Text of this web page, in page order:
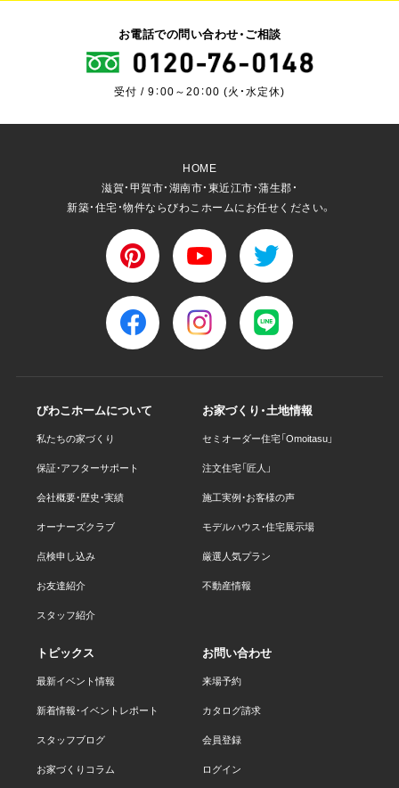
お電話での問い合わせ・ご相談
受付 / 9：00～20：00 (火・水定休)
HOME
滋賀・甲賀市・湖南市・東近江市・蒲生郡・
新築・住宅・物件ならびわこホームにお任せください。
びわこホームについて
私たちの家づくり
保証・アフターサポート
会社概要・歴史・実績
オーナーズクラブ
点検申し込み
お友達紹介
スタッフ紹介
お家づくり・土地情報
セミオーダー住宅「Omoitasu」
注文住宅「匠人」
施工実例・お客様の声
モデルハウス・住宅展示場
厳選人気プラン
不動産情報
トピックス
最新イベント情報
新着情報・イベントレポート
スタッフブログ
お家づくりコラム
お問い合わせ
来場予約
カタログ請求
会員登録
ログイン